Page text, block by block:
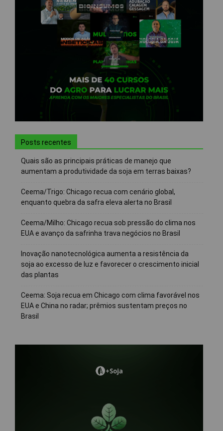
Posts recentes
Quais são as principais práticas de manejo que
aumentam a produtividade da soja em terras baixas?
Ceema/Trigo: Chicago recua com cenário global,
enquanto quebra da safra eleva alerta no Brasil
Ceema/Milho: Chicago recua sob pressão do clima nos
EUA e avanço da safrinha trava negócios no Brasil
Inovação nanotecnológica aumenta a resistência da
soja ao excesso de luz e favorecer o crescimento inicial
das plantas
Ceema: Soja recua em Chicago com clima favorável nos
EUA e China no radar; prêmios sustentam preços no
Brasil